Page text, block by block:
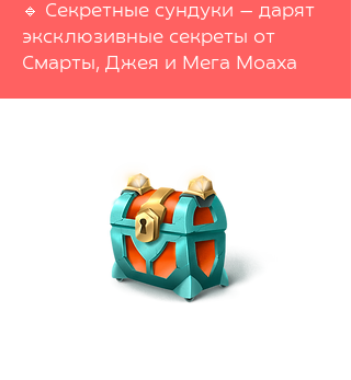
🔹 Секретные сундуки — дарят
эксклюзивные секреты от
Cмарты, Джея и Мега Моаха